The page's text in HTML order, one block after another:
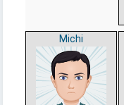
Michi